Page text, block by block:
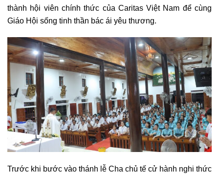
thành hội viên chính thức của Caritas Việt Nam để cùng
Giáo Hội sống tinh thần bác ái yêu thương.
Trước khi bước vào thánh lễ Cha chủ tế cử hành nghi thức